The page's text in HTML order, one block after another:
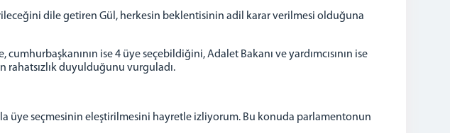
dile getiren Gül, herkesin beklentisinin adil karar verilmesi olduğuna
ise 4 üye seçebildiğini, Adalet Bakanı ve yardımcısının ise
rahatsızlık duyulduğunu vurguladı.
üye seçmesinin eleştirilmesini hayretle izliyorum. Bu konuda parlamentonun